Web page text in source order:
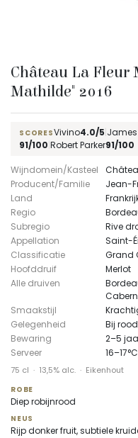
Château La Fleur
Mathilde" 2016
SCORESVivino4.0/5
91/100 Robert Parker91/100
Wijndomein/Kasteel
Producent/Familie
Jean-
Land
Regio
Subregio
Rive
Appellation
Saint-
Classificatie
Grand
Hoofddruif
Merlot
Alle druiven
Smaakstijl
Gelegenheid
Bij
Bewaring
2–5
Serveer
16–17°C
75 cl · 13,5% alc. · Eikenhout
ROBE
Diep robijnrood
NEUS
Rijp donker fruit, subtiele